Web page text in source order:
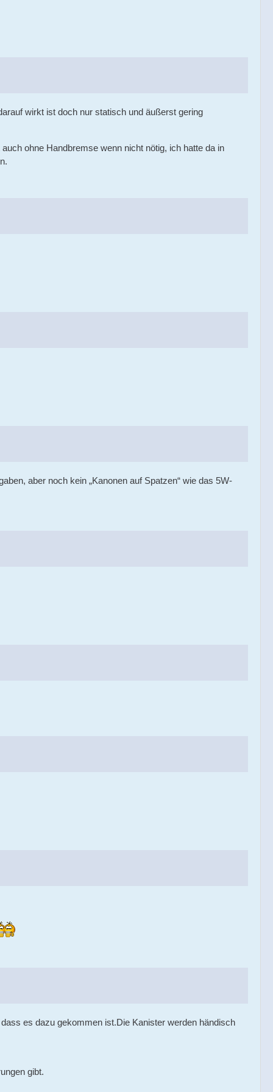
wirkt ist doch nur statisch und äußerst gering
ohne Handbremse wenn nicht nötig, ich hatte da in
aber noch kein „Kanonen auf Spatzen“ wie das 5W-
es dazu gekommen ist.Die Kanister werden händisch
gibt.